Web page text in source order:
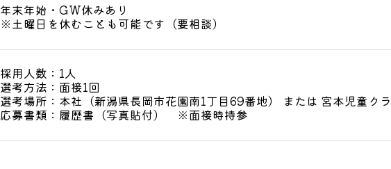
年末年始・GW休みあり
※土曜日を休むことも可能です（要相談）
採用人数：1人
選考方法：面接1回
選考場所：本社（新潟県長岡市花園南1丁目69番地） または 宮本児童ク
応募書類：履歴書（写真貼付） ※面接時持参